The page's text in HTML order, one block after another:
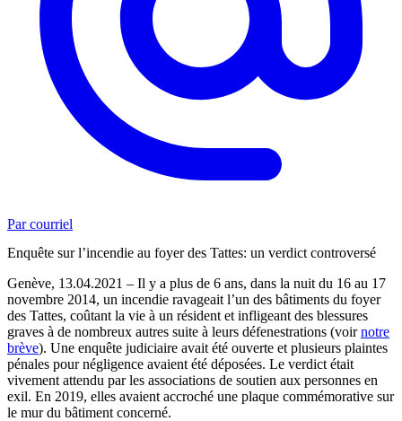
Par courriel
Enquête sur l’incendie au foyer des Tattes: un verdict controversé
Genève, 13.04.2021 – Il y a plus de 6 ans, dans la nuit du 16 au 17
novembre 2014, un incendie ravageait l’un des bâtiments du foyer
des Tattes, coûtant la vie à un résident et infligeant des blessures
graves à de nombreux autres suite à leurs défenestrations (voirnotre
brève). Une enquête judiciaire avait été ouverte et plusieurs plaintes
pénales pour négligence avaient été déposées. Le verdict était
vivement attendu par les associations de soutien aux personnes en
exil. En 2019, elles avaient accroché une plaque commémorative sur
le mur du bâtiment concerné.